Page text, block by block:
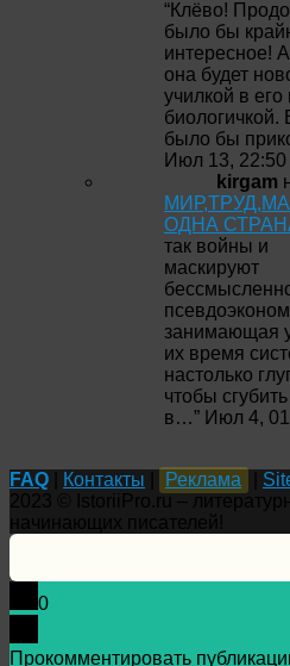
“Клёво!
было бы
интересное!
она будет
училкой в
биологичкой.
было бы
Июл 13, 22:50
kirgam
ОДНА
так войны и
маскируют
занимающая
их время
настолько
чтобы
в…” Июл 4,
FAQ Контакты Реклама
0
Прокомментировать